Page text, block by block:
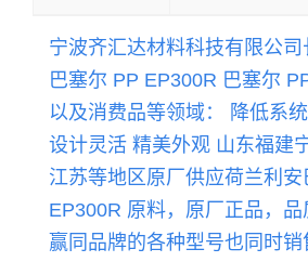
宁波齐汇达材料科技有限公司
巴塞尔 PP EP300R 巴塞尔
以及消费品等领域： 降低系
设计灵活 精美外观 山东福建
江苏等地区原厂供应荷兰利 安
EP300R 原料，原厂正品，
赢 同品牌的各种型号也同时